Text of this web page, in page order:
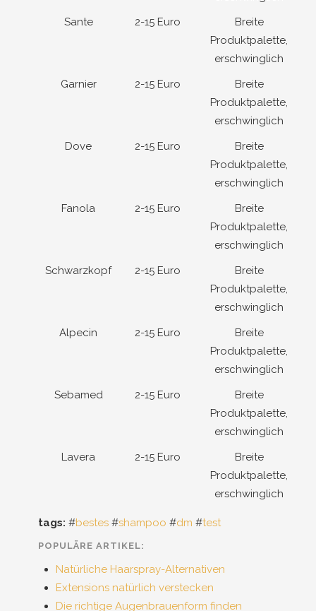
Sante
2-15 Euro
Breite
Produktpalette,
erschwinglich
Garnier
2-15 Euro
Breite
Produktpalette,
erschwinglich
Dove
2-15 Euro
Breite
Produktpalette,
erschwinglich
Fanola
2-15 Euro
Breite
Produktpalette,
erschwinglich
Schwarzkopf
2-15 Euro
Breite
Produktpalette,
erschwinglich
Alpecin
2-15 Euro
Breite
Produktpalette,
erschwinglich
Sebamed
2-15 Euro
Breite
Produktpalette,
erschwinglich
Lavera
2-15 Euro
Breite
Produktpalette,
erschwinglich
tags: #bestes #shampoo #dm #test
POPULÄRE ARTIKEL:
Natürliche Haarspray-Alternativen
Extensions natürlich verstecken
Die richtige Augenbrauenform finden